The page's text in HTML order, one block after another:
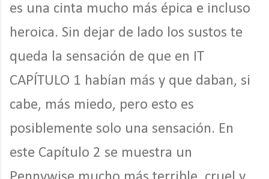
es una cinta mucho más épica e incluso
heroica. Sin dejar de lado los sustos te
queda la sensación de que en IT
CAPÍTULO 1 habían más y que daban, si
cabe, más miedo, pero esto es
posiblemente solo una sensación. En
este Capítulo 2 se muestra un